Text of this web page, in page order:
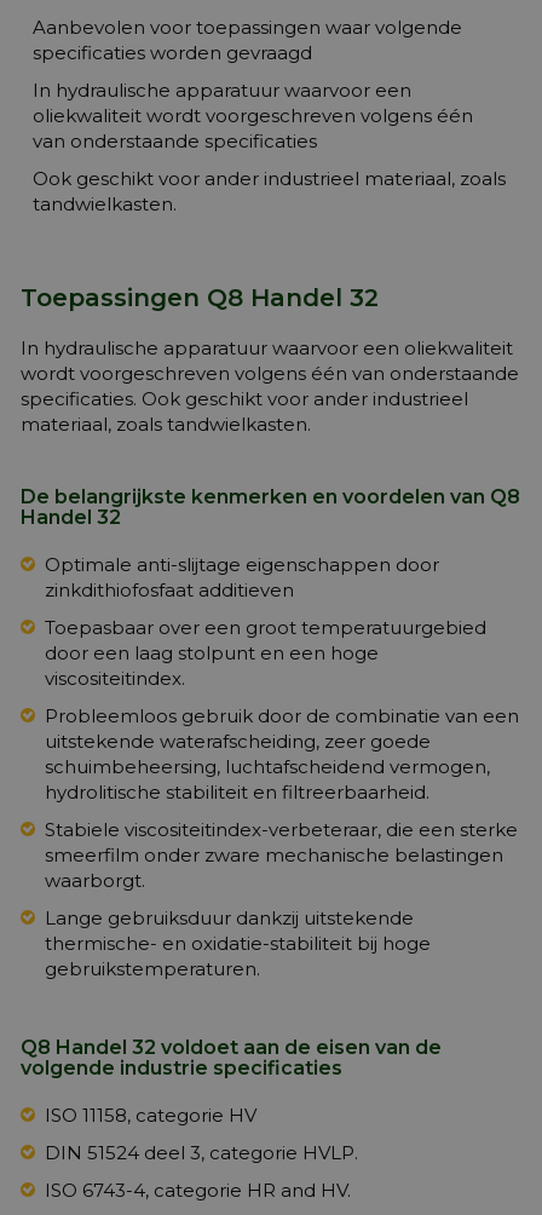
Aanbevolen voor toepassingen waar volgende
specificaties worden gevraagd
In hydraulische apparatuur waarvoor een
oliekwaliteit wordt voorgeschreven volgens één
van onderstaande specificaties
Ook geschikt voor ander industrieel materiaal, zoals
tandwielkasten.
Toepassingen Q8 Handel 32
In hydraulische apparatuur waarvoor een oliekwaliteit
wordt voorgeschreven volgens één van onderstaande
specificaties. Ook geschikt voor ander industrieel
materiaal, zoals tandwielkasten.
De belangrijkste kenmerken en voordelen van Q8
Handel 32
Optimale anti-slijtage eigenschappen door
zinkdithiofosfaat additieven
Toepasbaar over een groot temperatuurgebied
door een laag stolpunt en een hoge
viscositeitindex.
Probleemloos gebruik door de combinatie van een
uitstekende waterafscheiding, zeer goede
schuimbeheersing, luchtafscheidend vermogen,
hydrolitische stabiliteit en filtreerbaarheid.
Stabiele viscositeitindex-verbeteraar, die een sterke
smeerfilm onder zware mechanische belastingen
waarborgt.
Lange gebruiksduur dankzij uitstekende
thermische- en oxidatie-stabiliteit bij hoge
gebruikstemperaturen.
Q8 Handel 32 voldoet aan de eisen van de
volgende industrie specificaties
ISO 11158, categorie HV
DIN 51524 deel 3, categorie HVLP.
ISO 6743-4, categorie HR and HV.